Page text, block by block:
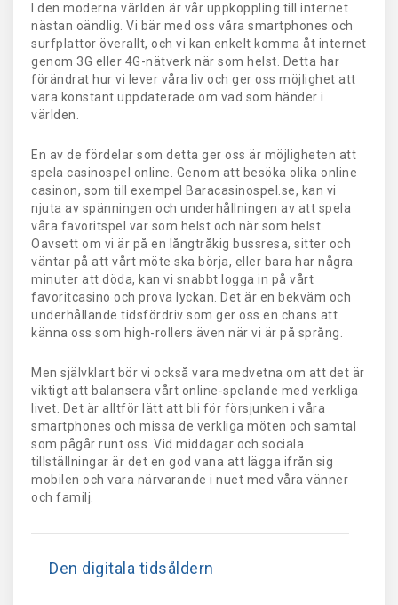
I den moderna världen är vår uppkoppling till internet
nästan oändlig. Vi bär med oss våra smartphones och
surfplattor överallt, och vi kan enkelt komma åt internet
genom 3G eller 4G-nätverk när som helst. Detta har
förändrat hur vi lever våra liv och ger oss möjlighet att
vara konstant uppdaterade om vad som händer i
världen.
En av de fördelar som detta ger oss är möjligheten att
spela casinospel online. Genom att besöka olika online
casinon, som till exempel Baracasinospel.se, kan vi
njuta av spänningen och underhållningen av att spela
våra favoritspel var som helst och när som helst.
Oavsett om vi är på en långtråkig bussresa, sitter och
väntar på att vårt möte ska börja, eller bara har några
minuter att döda, kan vi snabbt logga in på vårt
favoritcasino och prova lyckan. Det är en bekväm och
underhållande tidsfördriv som ger oss en chans att
känna oss som high-rollers även när vi är på språng.
Men självklart bör vi också vara medvetna om att det är
viktigt att balansera vårt online-spelande med verkliga
livet. Det är alltför lätt att bli för försjunken i våra
smartphones och missa de verkliga möten och samtal
som pågår runt oss. Vid middagar och sociala
tillställningar är det en god vana att lägga ifrån sig
mobilen och vara närvarande i nuet med våra vänner
och familj.
Den digitala tidsåldern